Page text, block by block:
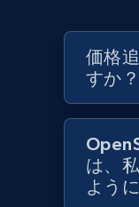
1.3K+
Target -
specified
URL, Product
価格
すか？
は、
よう